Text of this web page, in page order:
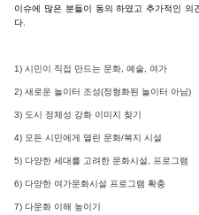
이슈에 많은 분들이 동의 하였고 추가적인
다
1) 시민이 직접 만드는 문화, 예술, 여가
2) 새로운 놀이터 조성(정형화된 놀이터 아님)
3) 도시 정체성 강화 이미지 찾기
4) 모든 시민에게 열린 문화/복지 시설
5) 다양한 세대를 고려한 문화시설, 프로그램
6) 다양한 여가문화시설 프로그램 확충
7) 다문화 이해 높이기